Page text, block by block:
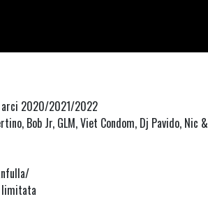
arci 2020/2021/2022
Bob Jr, GLM, Viet Condom, Dj Pavido, Nic &
limitata